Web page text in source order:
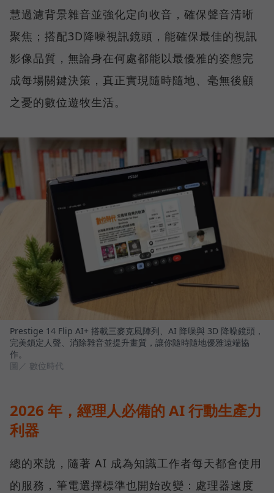
慧過濾背景雜音並強化定向收音，確保聲音清晰
聚焦；搭配3D降噪視訊鏡頭，能確保最佳的視訊
影像品質，無論身在何處都能以最優雅的姿態完
成每場關鍵決策，真正實現隨時隨地、毫無後顧
之憂的數位遊牧生活。
Prestige 14 Flip AI+ 搭載三麥克風陣列、AI 降噪與 3D 降噪鏡頭，
完美鎖定人聲、消除雜音並提升畫質，讓你隨時隨地優雅遠端協
作。
圖／ 數位時代
2026 年，經理人必備的 AI 行動生產力
利器
總的來說，隨著 AI 成為知識工作者每天都會使用
的服務，筆電選擇標準也開始改變：處理器速度